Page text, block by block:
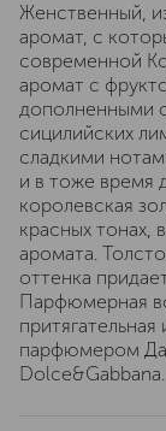
Женственный,
аромат, с
современной
аромат с
дополненными
сицилийских
сладкими
и в тоже время
королевская
красных тонах,
аромата.
оттенка
Парфюмерная
парфюмером
Dolce&Gabbana.